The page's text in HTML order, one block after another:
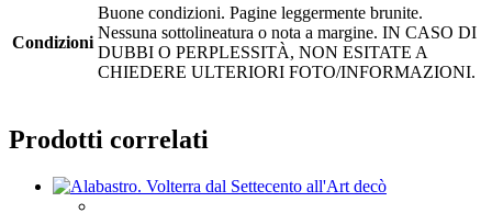
Condizioni
Buone condizioni. Pagine leggermente brunite.
Nessuna sottolineatura o nota a margine. IN CASO DI
DUBBI O PERPLESSITÀ, NON ESITATE A
CHIEDERE ULTERIORI FOTO/INFORMAZIONI.
Prodotti correlati